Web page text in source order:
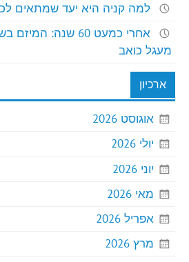
למה קניה היא יעד שמתאים
אחרי כמעט 60 שנה:
מעגל כואב
ארכיון
אוגוסט 2026
יולי 2026
יוני 2026
מאי 2026
אפריל 2026
מרץ 2026